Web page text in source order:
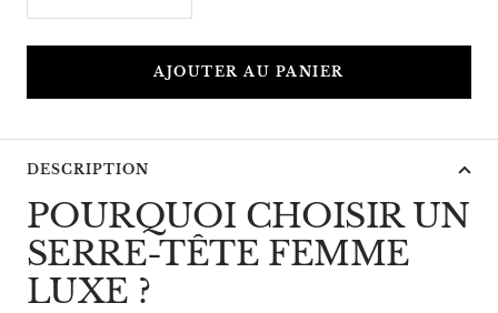
AJOUTER AU PANIER
DESCRIPTION
POURQUOI CHOISIR UN
SERRE-TÊTE FEMME
LUXE ?